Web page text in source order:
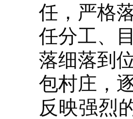
任，严格
任分工、
落细落到
包村庄，
反映强烈